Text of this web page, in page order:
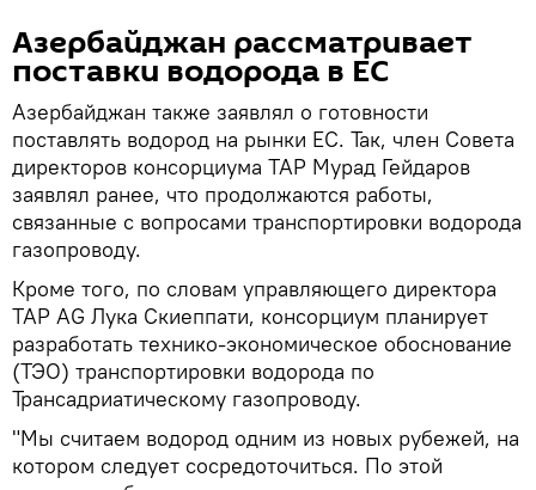
Азербайджан рассматривает
поставки водорода в ЕС
Азербайджан также заявлял о готовности
поставлять водород на рынки ЕС. Так, член Совета
директоров консорциума TAP Мурад Гейдаров
заявлял ранее, что продолжаются работы,
связанные с вопросами транспортировки водорода
газопроводу.
Кроме того, по словам управляющего директора
TAP AG Лука Скиеппати, консорциум планирует
разработать технико-экономическое обоснование
(ТЭО) транспортировки водорода по
Трансадриатическому газопроводу.
"Мы считаем водород одним из новых рубежей, на
котором следует сосредоточиться. По этой